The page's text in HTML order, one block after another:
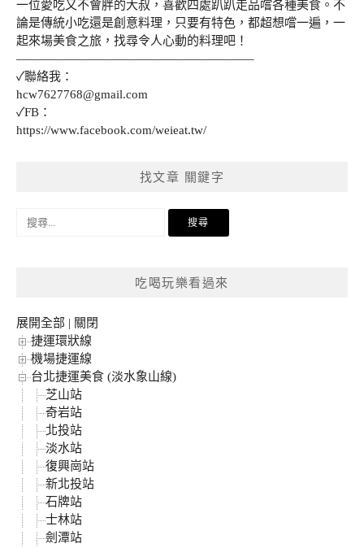
一位愛吃又不會胖的大叔，喜歡四處趴趴走品嚐各種美食。不
論是傳統小吃還是創意料理，只要有特色，都超想嚐一遍，一
起來場美食之旅，找尋令人心動的料理吧！
———————————————————–
✓聯絡我：
hcw7627768@gmail.com
✓FB：
https://www.facebook.com/weieat.tw/
找文章 關鍵字
搜
吃喝玩樂看過來
展開全部 | 關閉
捷運環狀線
機場捷運線
台北捷運美食 (淡水象山線)
芝山站
奇岩站
北投站
淡水站
復興崗站
新北投站
石牌站
士林站
劍潭站